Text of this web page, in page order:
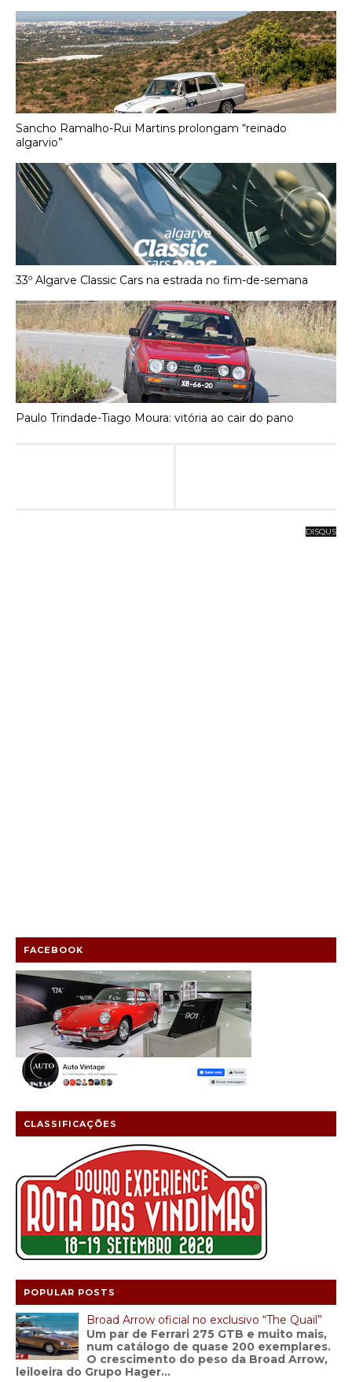
Sancho Ramalho-Rui Martins prolongam “reinado
algarvio”
33º Algarve Classic Cars na estrada no fim-de-semana
Paulo Trindade-Tiago Moura: vitória ao cair do pano
DISQUS
FACEBOOK
CLASSIFICAÇÕES
POPULAR POSTS
Broad Arrow oficial no exclusivo “The Quail”
Um par de Ferrari 275 GTB e muito mais,
num catálogo de quase 200 exemplares.
O crescimento do peso da Broad Arrow,
leiloeira do Grupo Hager...